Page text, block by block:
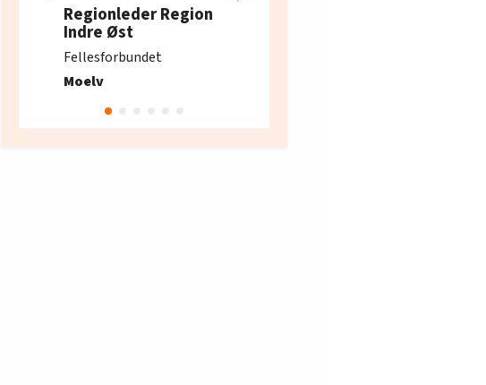
Regionleder Region
Indre Øst
Fellesforbundet
Moelv